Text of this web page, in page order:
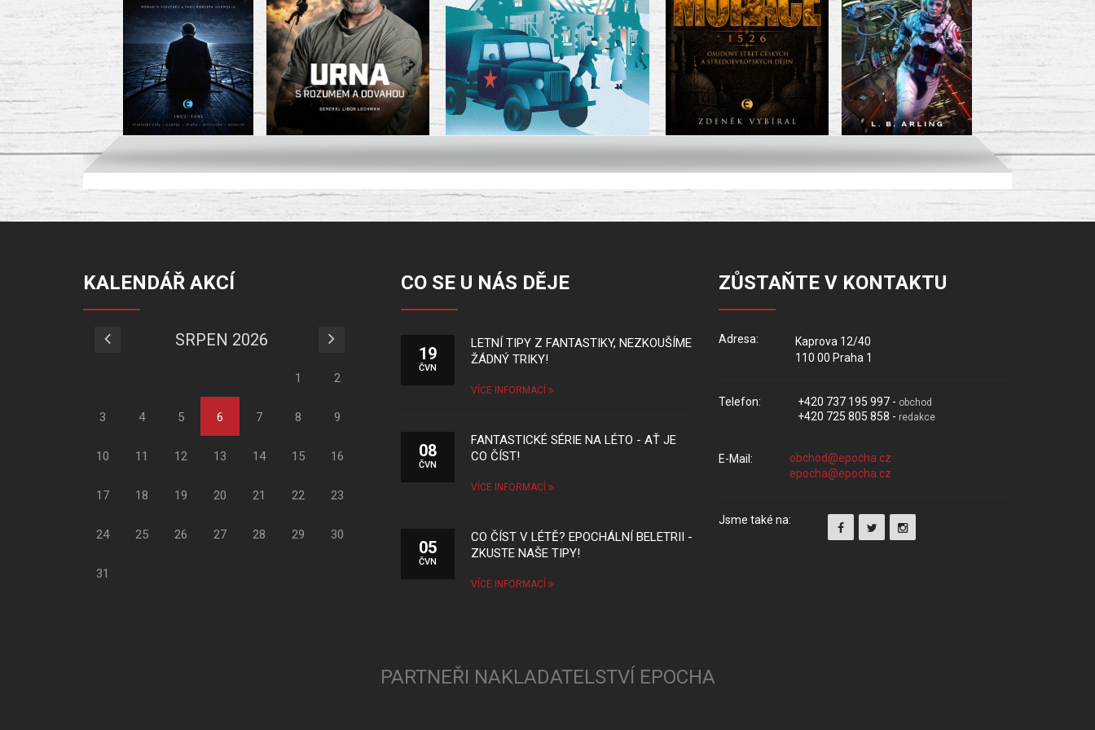
KALENDÁŘ AKCÍ
SRPEN 2026
1 2
3 4 5 6 7 8 9
10 11 12 13 14 15 16
17 18 19 20 21 22 23
24 25 26 27 28 29 30
31
CO SE U NÁS DĚJE
19
ČVN
LETNÍ TIPY Z FANTASTIKY, NEZKOUŠÍME
ŽÁDNÝ TRIKY!
VÍCE INFORMACÍ
08
ČVN
FANTASTICKÉ SÉRIE NA LÉTO - AŤ JE
CO ČÍST!
VÍCE INFORMACÍ
05
ČVN
CO ČÍST V LÉTĚ? EPOCHÁLNÍ BELETRII -
ZKUSTE NAŠE TIPY!
VÍCE INFORMACÍ
ZŮSTAŇTE V KONTAKTU
Adresa:
Kaprova 12/40
110 00 Praha 1
Telefon: +420 737 195 997 - obchod
+420 725 805 858 - redakce
E-Mail:
Jsme také na:
PARTNEŘI NAKLADATELSTVÍ EPOCHA